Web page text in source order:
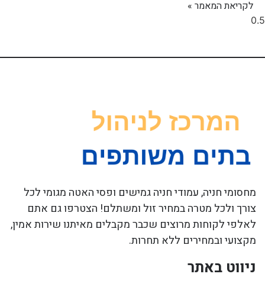
לקריאת המאמר »
מחסומי חניה, עמודי חניה גמישים ופסי האטה מגומי לכל
צורך ולכל מטרה במחיר זול ומשתלם! הצטרפו גם אתם
לאלפי לקוחות מרוצים שכבר מקבלים מאיתנו שירות אמין,
מקצועי ובמחירים ללא תחרות.
ניווט באתר